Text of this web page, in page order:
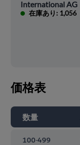
International AG
在庫あり: 1,056
価格表
数量
100-499